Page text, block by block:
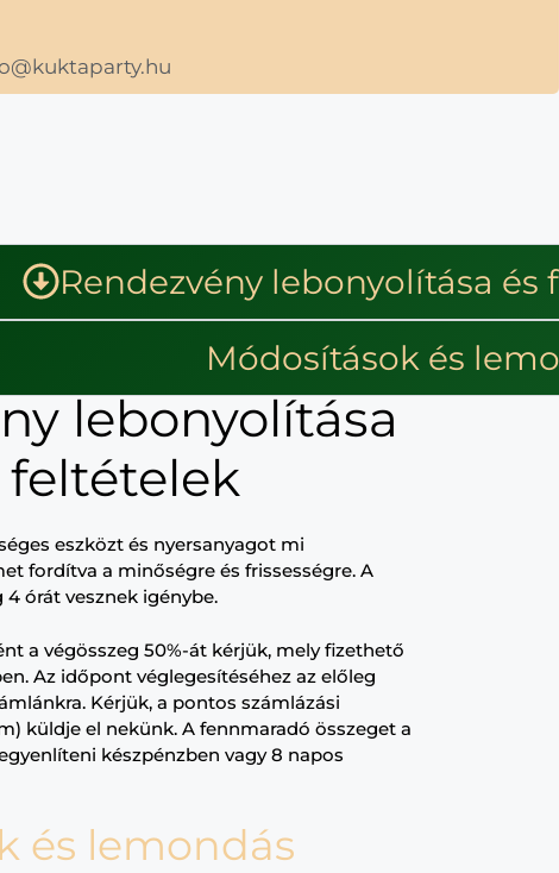
Rendezvény lebonyolítása és
Módosítások és
lebonyolítása
feltételek
eszközt és nyersanyagot mi
fordítva a minőségre és frissességre. A
órát vesznek igénybe.
a végösszeg 50%-át kérjük, mely fizethető
Az időpont véglegesítéséhez az előleg
Kérjük, a pontos számlázási
küldje el nekünk. A fennmaradó összeget a
készpénzben vagy 8 napos
és lemondás